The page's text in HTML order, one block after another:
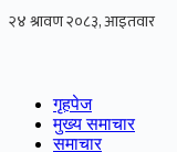
Skip
गृहपेज
मुख्य समाचार
समाचार